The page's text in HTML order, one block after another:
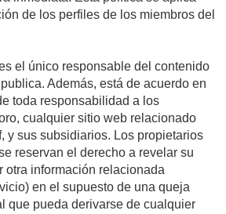
de los perfiles de los miembros del
el único responsable del contenido
Además, está de acuerdo en
toda responsabilidad a los
cualquier sitio web relacionado
y sus subsidiarios. Los propietarios
reservan el derecho a revelar su
otra información relacionada
en el supuesto de una queja
que pueda derivarse de cualquier